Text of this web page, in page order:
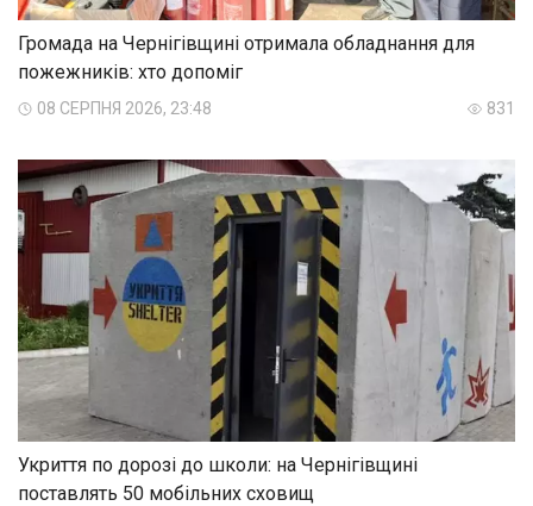
Громада на Чернігівщині отримала обладнання для
пожежників: хто допоміг
08 СЕРПНЯ 2026, 23:48 831
Укриття по дорозі до школи: на Чернігівщині
поставлять 50 мобільних сховищ